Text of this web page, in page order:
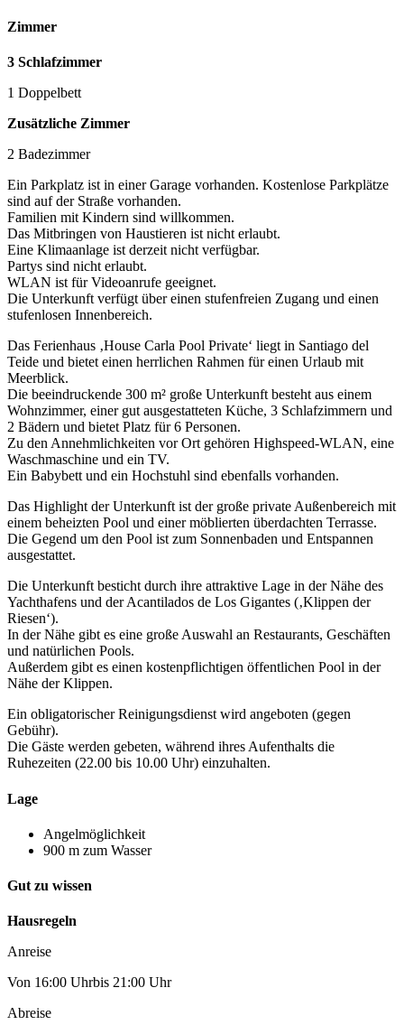
Zimmer
3 Schlafzimmer
1 Doppelbett
Zusätzliche Zimmer
2 Badezimmer
Ein Parkplatz ist in einer Garage vorhanden. Kostenlose Parkplätze
sind auf der Straße vorhanden.
Familien mit Kindern sind willkommen.
Das Mitbringen von Haustieren ist nicht erlaubt.
Eine Klimaanlage ist derzeit nicht verfügbar.
Partys sind nicht erlaubt.
WLAN ist für Videoanrufe geeignet.
Die Unterkunft verfügt über einen stufenfreien Zugang und einen
stufenlosen Innenbereich.
Das Ferienhaus ‚House Carla Pool Private‘ liegt in Santiago del
Teide und bietet einen herrlichen Rahmen für einen Urlaub mit
Meerblick.
Die beeindruckende 300 m² große Unterkunft besteht aus einem
Wohnzimmer, einer gut ausgestatteten Küche, 3 Schlafzimmern und
2 Bädern und bietet Platz für 6 Personen.
Zu den Annehmlichkeiten vor Ort gehören Highspeed-WLAN, eine
Waschmaschine und ein TV.
Ein Babybett und ein Hochstuhl sind ebenfalls vorhanden.
Das Highlight der Unterkunft ist der große private Außenbereich mit
einem beheizten Pool und einer möblierten überdachten Terrasse.
Die Gegend um den Pool ist zum Sonnenbaden und Entspannen
ausgestattet.
Die Unterkunft besticht durch ihre attraktive Lage in der Nähe des
Yachthafens und der Acantilados de Los Gigantes (‚Klippen der
Riesen‘).
In der Nähe gibt es eine große Auswahl an Restaurants, Geschäften
und natürlichen Pools.
Außerdem gibt es einen kostenpflichtigen öffentlichen Pool in der
Nähe der Klippen.
Ein obligatorischer Reinigungsdienst wird angeboten (gegen
Gebühr).
Die Gäste werden gebeten, während ihres Aufenthalts die
Ruhezeiten (22.00 bis 10.00 Uhr) einzuhalten.
Lage
Angelmöglichkeit
900 m zum Wasser
Gut zu wissen
Hausregeln
Anreise
Von 16:00 Uhrbis 21:00 Uhr
Abreise